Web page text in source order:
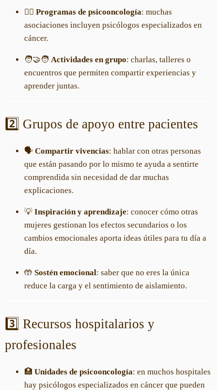
👩‍⚕️ Programas de psicooncología: muchas
asociaciones incluyen psicólogos especializados en
cáncer.
🧑‍🤝‍🧑 Actividades en grupo: charlas, talleres o
encuentros que permiten compartir experiencias y
aprender juntas.
2️⃣ Grupos de apoyo entre pacientes
🗣️ Compartir vivencias: hablar con otras personas
que están pasando por lo mismo te ayuda a sentirte
comprendida sin necesidad de dar muchas
explicaciones.
💡 Inspiración y aprendizaje: conocer cómo otras
mujeres gestionan los efectos secundarios o los
cambios emocionales aporta ideas útiles para tu día a
día.
🤲 Sostén emocional: saber que no eres la única
reduce la carga y el sentimiento de aislamiento.
3️⃣ Recursos hospitalarios y
profesionales
🏥 Unidades de psicooncología: en muchos hospitales
hay psicólogos especializados en cáncer que pueden